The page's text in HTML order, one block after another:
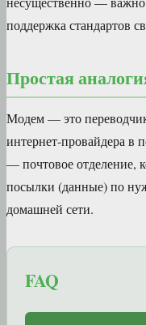
поддержка стандартов
Простая
Модем — это
интернет-провайдера в
— почтовое отделение,
посылки (данные) по
домашней сети.
FAQ